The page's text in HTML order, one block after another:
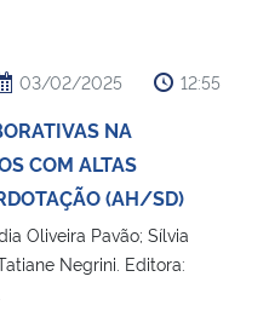
e Comunicações
03/02/2025 12:55
NA
COM ALTAS
(AH/SD)
Oliveira Pavão; Sílvia
Negrini. Editora: